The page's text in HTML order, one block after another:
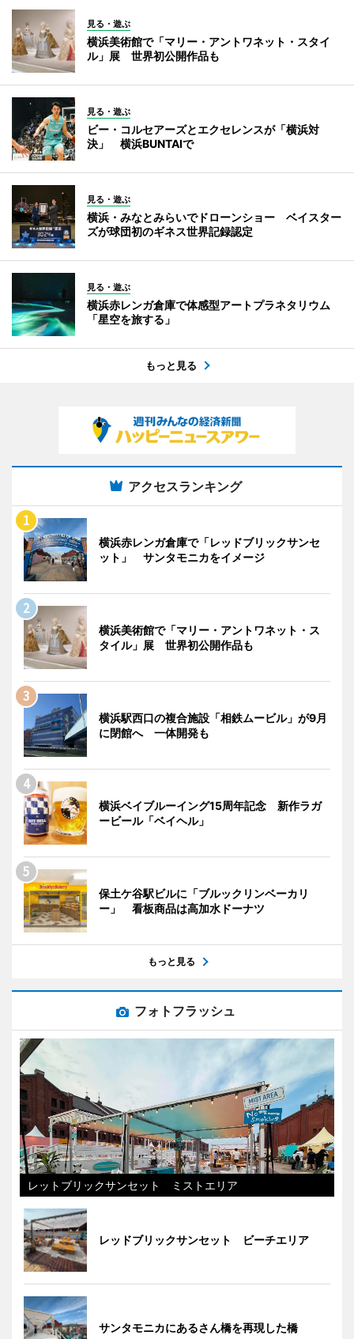
見る・遊ぶ
横浜美術館で「マリー・アントワネット・スタイ
ル」展 世界初公開作品も
見る・遊ぶ
ビー・コルセアーズとエクセレンスが「横浜対
決」 横浜BUNTAIで
見る・遊ぶ
横浜・みなとみらいでドローンショー ベイスター
ズが球団初のギネス世界記録認定
見る・遊ぶ
横浜赤レンガ倉庫で体感型アートプラネタリウム
「星空を旅する」
もっと見る
アクセスランキング
横浜赤レンガ倉庫で「レッドブリックサンセ
ット」 サンタモニカをイメージ
横浜美術館で「マリー・アントワネット・ス
タイル」展 世界初公開作品も
横浜駅西口の複合施設「相鉄ムービル」が9月
に閉館へ 一体開発も
横浜ベイブルーイング15周年記念 新作ラガ
ービール「ベイヘル」
保土ケ谷駅ビルに「ブルックリンベーカリ
ー」 看板商品は高加水ドーナツ
もっと見る
フォトフラッシュ
レットブリックサンセット ミストエリア
レッドブリックサンセット ビーチエリア
サンタモニカにあるさん橋を再現した橋